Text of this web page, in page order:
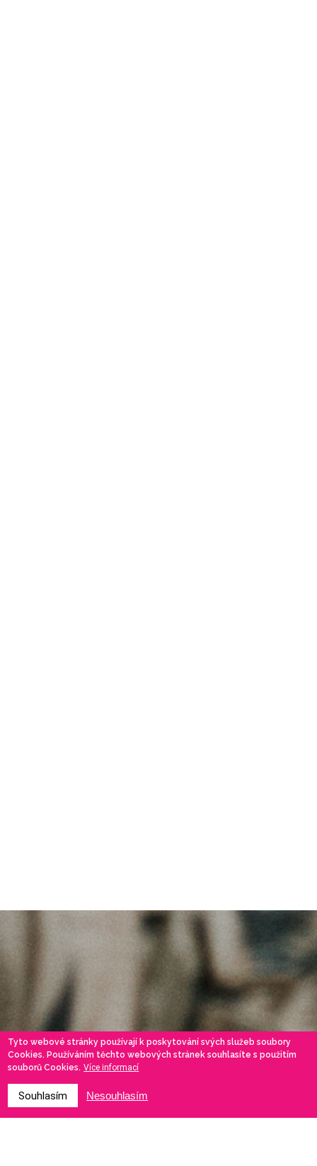
Tyto webové stránky používají k poskytování svých služeb soubory
Cookies. Používáním těchto webových stránek souhlasíte s použitím
souborů Cookies. Více informací
Souhlasím Nesouhlasím